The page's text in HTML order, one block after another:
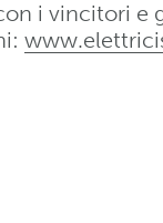
i vincitori e